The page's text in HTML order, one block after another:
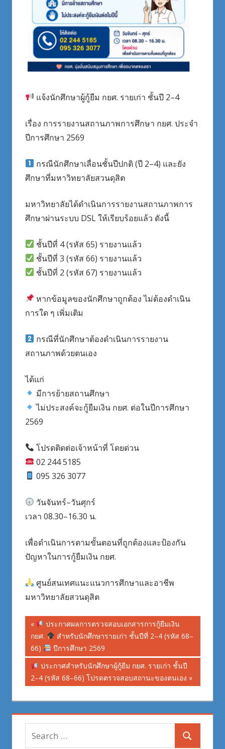
แจ้งนักศึกษาผู้กู้ยืม กยศ. รายเก่า ชั้นปี 2–4
เรื่อง การรายงานสถานภาพการศึกษา กยศ. ประจำ
ปีการศึกษา 2569
กรณีนักศึกษาเลื่อนชั้นปีปกติ (ปี 2–4) และยัง
ศึกษาที่มหาวิทยาลัยสวนดุสิต
มหาวิทยาลัยได้ดำเนินการรายงานสถานภาพการ
ศึกษาผ่านระบบ DSL ให้เรียบร้อยแล้ว ดังนี้
ชั้นปีที่ 4 (รหัส 65) รายงานแล้ว
ชั้นปีที่ 3 (รหัส 66) รายงานแล้ว
ชั้นปีที่ 2 (รหัส 67) รายงานแล้ว
หากข้อมูลของนักศึกษาถูกต้อง ไม่ต้องดำเนิน
การใด ๆ เพิ่มเติม
กรณีที่นักศึกษาต้องดำเนินการรายงาน
สถานภาพด้วยตนเอง
ได้แก่
มีการย้ายสถานศึกษา
ไม่ประสงค์จะกู้ยืมเงิน กยศ. ต่อในปีการศึกษา
2569
โปรดติดต่อเจ้าหน้าที่ โดยด่วน
02 244 5185
095 326 3077
วันจันทร์–วันศุกร์
เวลา 08.30–16.30 น.
เพื่อดำเนินการตามขั้นตอนที่ถูกต้องและป้องกัน
ปัญหาในการกู้ยืมเงิน กยศ.
ศูนย์สนเทศแนะแนวการศึกษาและอาชีพ
มหาวิทยาลัยสวนดุสิต
Post
navigation
Previous
Post:
ประกาศผลการตรวจสอบเอกสารการกู้ยืมเงิน
กยศ.
สำหรับนักศึกษารายเก่า ชั้นปีที่ 2–4 (รหัส 68–
66)
ปีการศึกษา 2569
Next
Post:
ประกาศสำหรับนักศึกษาผู้กู้ยืม กยศ. รายเก่า ชั้นปี
2–4 (รหัส 68–66) โปรดตรวจสอบสถานะของตนเอง
Search
for:
Search